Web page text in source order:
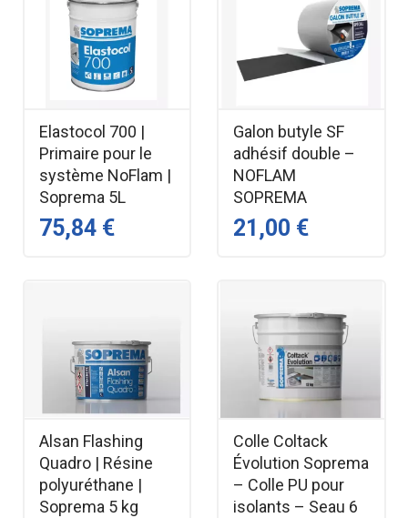
Elastocol 700 |
Primaire pour le
système NoFlam |
Soprema 5L
75,84 €
Galon butyle SF
adhésif double –
NOFLAM
SOPREMA
21,00 €
Alsan Flashing
Quadro | Résine
polyuréthane |
Soprema 5 kg
Colle Coltack
Évolution Soprema
– Colle PU pour
isolants – Seau 6